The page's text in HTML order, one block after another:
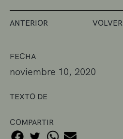
FECHA
noviembre 10, 2020
TEXTO DE
COMPARTIR
ANTERIOR VOLVER